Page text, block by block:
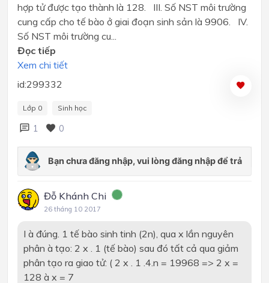
hợp tử được tạo thành là 128. III. Số NST môi trường
cung cấp cho tế bào ở giai đoạn sinh sản là 9906. IV.
Số NST môi trường cu...
Đọc tiếp
Xem chi tiết
id:299332
Lớp 0 Sinh học
1 0
Đỗ Khánh Chi
26 tháng 10 2017
I à đúng. 1 tế bào sinh tinh (2n), qua x lần nguyên
phân à tạo: 2 x . 1 (tế bào) sau đó tất cả qua giảm
phân tạo ra giao tử: ( 2 x . 1 .4.n = 19968 => 2 x =
128 à x = 7